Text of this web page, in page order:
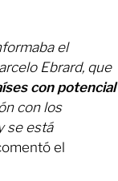
el
Ebrard, que
con potencial
con los
se está
el